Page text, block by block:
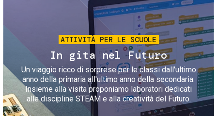
ATTIVITÀ PER LE SCUOLE
In gita nel Futuro
Un viaggio ricco di sorprese per le classi dall'ultimo
anno della primaria all'ultimo anno della secondaria.
Insieme alla visita proponiamo laboratori dedicati
alle discipline STEAM e alla creatività del Futuro.